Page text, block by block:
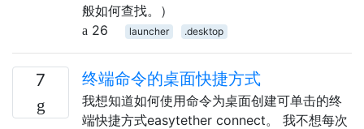
般如何查找。）
26
launcher .desktop
7 终端命令的桌面快捷方式
我想知道如何使用命令为桌面创建可单击的终
端快捷方式easytether connect。 我不想每次